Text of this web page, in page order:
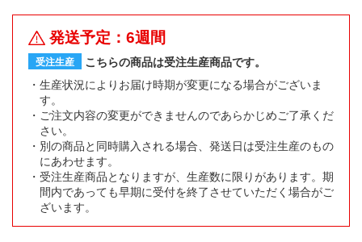
発送予定：6週間
受注生産
こちらの商品は受注生産商品です。
生産状況によりお届け時期が変更になる場合がございま
す。
ご注文内容の変更ができませんのであらかじめご了承くだ
さい。
別の商品と同時購入される場合、発送日は受注生産のもの
にあわせます。
受注生産商品となりますが、生産数に限りがあります。期
間内であっても早期に受付を終了させていただく場合がご
ざいます。